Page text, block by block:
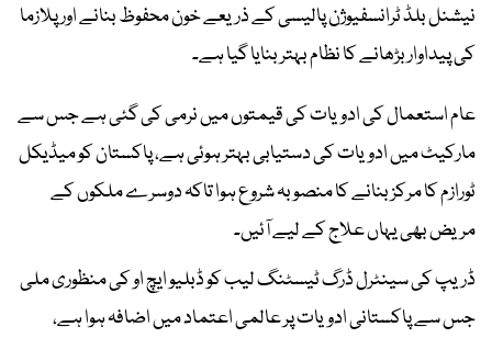
نیشنل بلڈ ٹرانسفیوژن پالیسی کے ذریعے خون محفوظ بنانے اور پلازما
کی پیداوار بڑھانے کا نظام بہتر بنایا گیا ہے۔
عام استعمال کی ادویات کی قیمتوں میں نرمی کی گئی ہے جس سے
مارکیٹ میں ادویات کی دستیابی بہتر ہوئی ہے، پاکستان کو میڈیکل
ٹورازم کا مرکز بنانے کا منصوبہ شروع ہوا تاکہ دوسرے ملکوں کے
مریض بھی یہاں علاج کے لیے آئیں۔
ڈریپ کی سینٹرل ڈرگ ٹیسٹنگ لیب کو ڈبلیو ایچ او کی منظوری ملی
جس سے پاکستانی ادویات پر عالمی اعتماد میں اضافہ ہوا ہے،